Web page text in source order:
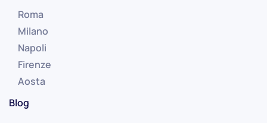
Roma
Milano
Napoli
Firenze
Aosta
Blog